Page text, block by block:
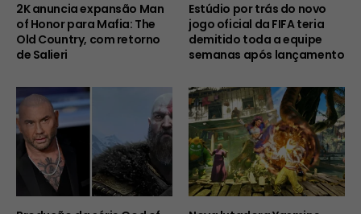
2K anuncia expansão Man
of Honor para Mafia: The
Old Country, com retorno
de Salieri
Estúdio por trás do novo
jogo oficial da FIFA teria
demitido toda a equipe
semanas após lançamento